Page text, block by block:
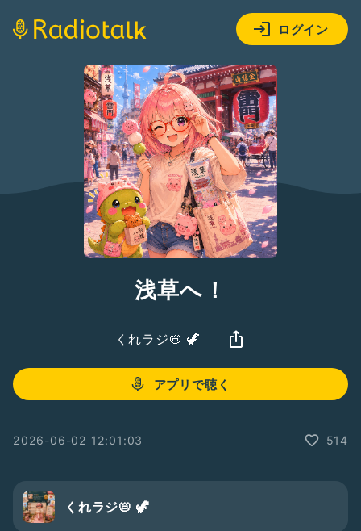
ログイン
浅草へ！
くれラジ📛 🦖
アプリで聴く
2026-06-02 12:01:03 514
くれラジ📛 🦖